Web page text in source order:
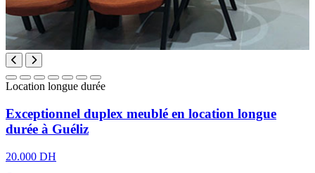
Location longue durée
Exceptionnel duplex meublé en location longue
durée à Guéliz
20.000 DH